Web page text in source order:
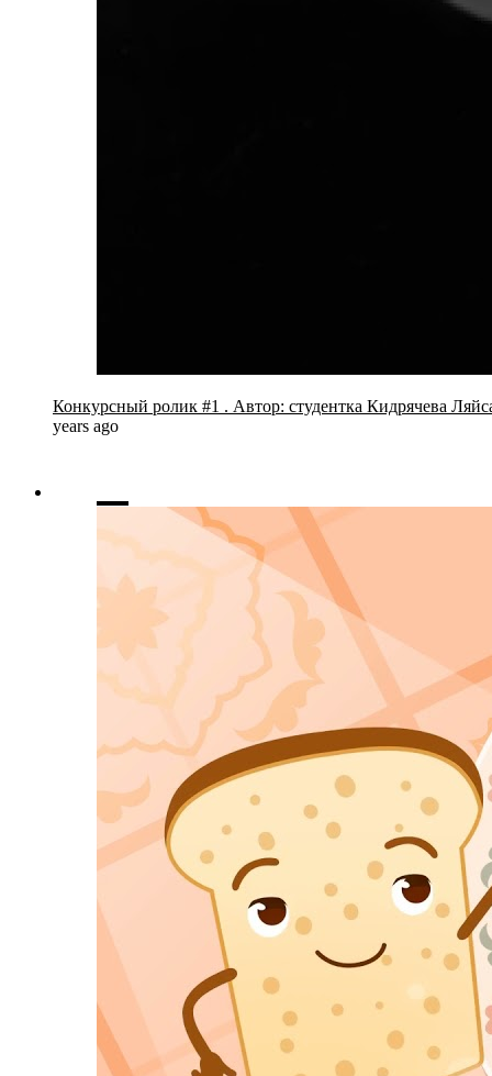
Конкурсный ролик #1 . Автор: студентка Кидрячева
years ago